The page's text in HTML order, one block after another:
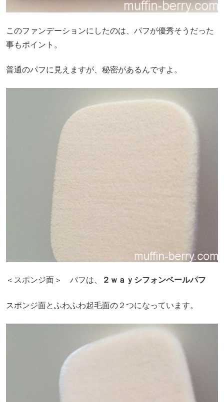
このファンデーションにしたのは、パフが優秀そうだった
事もポイント。
普通のパフに見えますが、秘密があるんですよ。
＜スポンジ面＞ パフは、 ２ｗａｙシフォンベールパフ
スポンジ面とふわふわ起毛面の２つになっています。